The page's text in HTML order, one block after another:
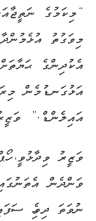
“މިކަމުގެ
މިވަގުތު
އެކުދިންގެ
އަޅުގަނޑުމެން
އައިލެންޑް.”
ވަންދެން
ނުވަތަ ދިވެހި